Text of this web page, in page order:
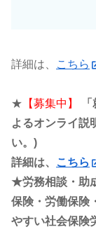
詳細は、 こちら
★ 【募集中】
よるオンライ説
い。)
詳細は、
こちら
★労務相談・助
保険・労働保険
やすい社会保険